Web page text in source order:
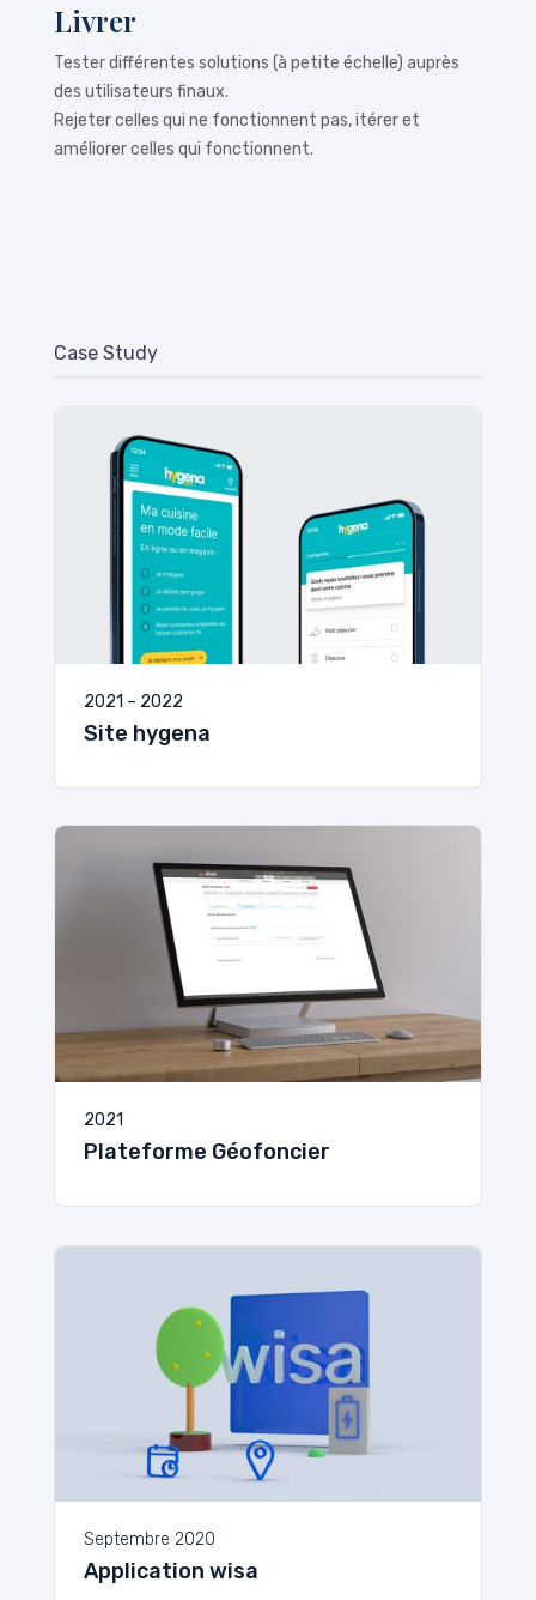
Livrer
Tester différentes solutions (à petite échelle) auprès
des utilisateurs finaux.
Rejeter celles qui ne fonctionnent pas, itérer et
améliorer celles qui fonctionnent.
Case Study
2021 – 2022
Site hygena
2021
Plateforme Géofoncier
Septembre 2020
Application wisa